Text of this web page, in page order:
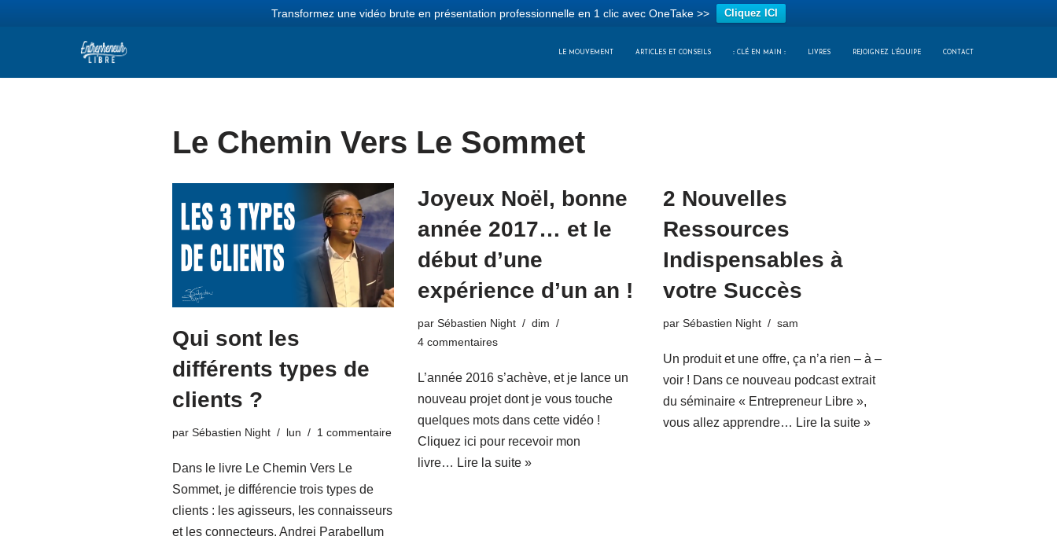
Transformez une vidéo brute en présentation professionnelle en 1 clic avec OneTake >> Cliquez ICI
LE MOUVEMENT ARTICLES ET CONSEILS :: CLÉ EN MAIN :: LIVRES REJOIGNEZ L’ÉQUIPE CONTACT
Le Chemin Vers Le Sommet
Qui sont les
différents types de
clients ?
par Sébastien Night lun 1 commentaire
Dans le livre Le Chemin Vers Le
Sommet, je différencie trois types de
clients : les agisseurs, les connaisseurs
et les connecteurs. Andrei Parabellum
Joyeux Noël, bonne
année 2017… et le
début d’une
expérience d’un an !
par Sébastien Night
dim
4 commentaires
L’année 2016 s’achève, et je lance un
nouveau projet dont je vous touche
quelques mots dans cette vidéo !
Cliquez ici pour recevoir mon
livre… Lire la suite »
2 Nouvelles
Ressources
Indispensables à
votre Succès
par Sébastien Night sam
Un produit et une offre, ça n’a rien – à –
voir ! Dans ce nouveau podcast extrait
du séminaire « Entrepreneur Libre »,
vous allez apprendre… Lire la suite »